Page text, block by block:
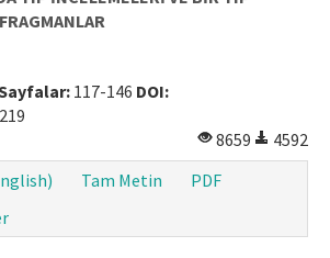
117-146 DOI:
8659
4592
Tam Metin
PDF